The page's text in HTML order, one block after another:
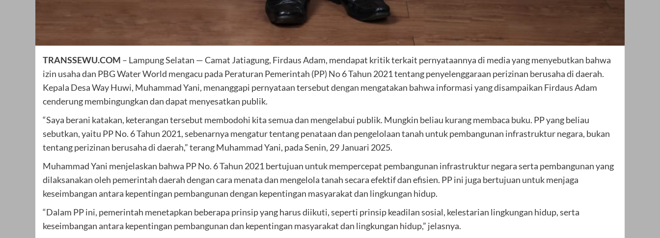
TRANSSEWU.COM – Lampung Selatan — Camat Jatiagung, Firdaus Adam, mendapat kritik terkait pernyataannya di media yang menyebutkan bahwa
izin usaha dan PBG Water World mengacu pada Peraturan Pemerintah (PP) No 6 Tahun 2021 tentang penyelenggaraan perizinan berusaha di daerah.
Kepala Desa Way Huwi, Muhammad Yani, menanggapi pernyataan tersebut dengan mengatakan bahwa informasi yang disampaikan Firdaus Adam
cenderung membingungkan dan dapat menyesatkan publik.
“Saya berani katakan, keterangan tersebut membodohi kita semua dan mengelabui publik. Mungkin beliau kurang membaca buku. PP yang beliau
sebutkan, yaitu PP No. 6 Tahun 2021, sebenarnya mengatur tentang penataan dan pengelolaan tanah untuk pembangunan infrastruktur negara, bukan
tentang perizinan berusaha di daerah,” terang Muhammad Yani, pada Senin, 29 Januari 2025.
Muhammad Yani menjelaskan bahwa PP No. 6 Tahun 2021 bertujuan untuk mempercepat pembangunan infrastruktur negara serta pembangunan yang
dilaksanakan oleh pemerintah daerah dengan cara menata dan mengelola tanah secara efektif dan efisien. PP ini juga bertujuan untuk menjaga
keseimbangan antara kepentingan pembangunan dengan kepentingan masyarakat dan lingkungan hidup.
“Dalam PP ini, pemerintah menetapkan beberapa prinsip yang harus diikuti, seperti prinsip keadilan sosial, kelestarian lingkungan hidup, serta
keseimbangan antara kepentingan pembangunan dan kepentingan masyarakat dan lingkungan hidup,” jelasnya.